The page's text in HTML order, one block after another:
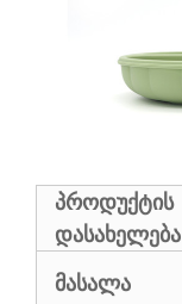
პროდუქტის
დასახელება
მასალა